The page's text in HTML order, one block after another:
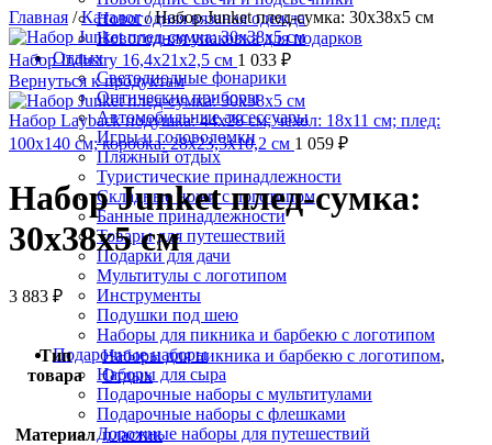
Новогодняя вязаная одежда
Новогодняя упаковка для подарков
Отдых
Светодиодные фонарики
Оптические приборы
Автомобильные аксессуары
Игры и головоломки
Пляжный отдых
Туристические принадлежности
Складные ножи с логотипом
Банные принадлежности
Товары для путешествий
Подарки для дачи
Мультитулы с логотипом
Инструменты
Подушки под шею
Наборы для пикника и барбекю с логотипом
Подарочные наборы
Наборы для сыра
Подарочные наборы с мультитулами
Подарочные наборы с флешками
Дорожные наборы для путешествий
Главная /Каталог/Набор Junket плед-сумка: 30х38х5 см
Набор Industry 16,4х21х2,5 см 1 033 ₽
Вернуться к продуктам
Набор Layback подушка: 44х28 см; чехол: 18х11 см; плед:
100х140 см; коробка: 28х23,5х10,2 см 1 059 ₽
Набор Junket плед-сумка:
30х38х5 см
3 883 ₽
Тип
товара
Наборы для пикника и барбекю с логотипом,
Отдых
Материал пластик